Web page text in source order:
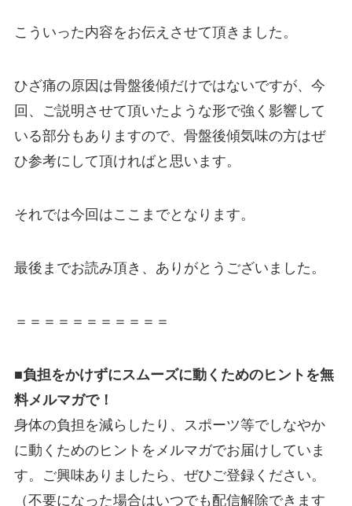
こういった内容をお伝えさせて頂きました。
ひざ痛の原因は骨盤後傾だけではないですが、今
回、ご説明させて頂いたような形で強く影響して
いる部分もありますので、骨盤後傾気味の方はぜ
ひ参考にして頂ければと思います。
それでは今回はここまでとなります。
最後までお読み頂き、ありがとうございました。
＝＝＝＝＝＝＝＝＝＝＝
■負担をかけずにスムーズに動くためのヒントを無
料メルマガで！
身体の負担を減らしたり、スポーツ等でしなやか
に動くためのヒントをメルマガでお届けしていま
す。ご興味ありましたら、ぜひご登録ください。
（不要になった場合はいつでも配信解除できます